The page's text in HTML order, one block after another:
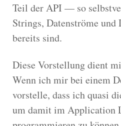
Teil der API — so
Strings, Datenströme und
bereits sind.
Diese Vorstellung dient
Wenn ich mir bei einem
vorstelle, dass ich quasi
um damit im Application